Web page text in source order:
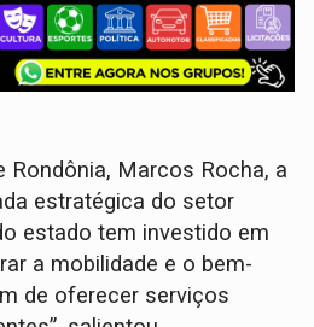
Rondônia, Marcos Rocha, a
estratégica do setor
estado tem investido em
a mobilidade e o bem-
de oferecer serviços